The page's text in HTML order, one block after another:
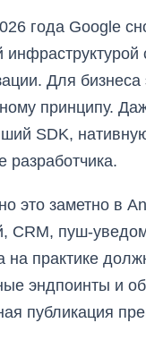
года Google
Для
принципу.
SDK,
разработчика.
это заметно в
CRM, пуш-
на практике
эндпоинты и
публикация